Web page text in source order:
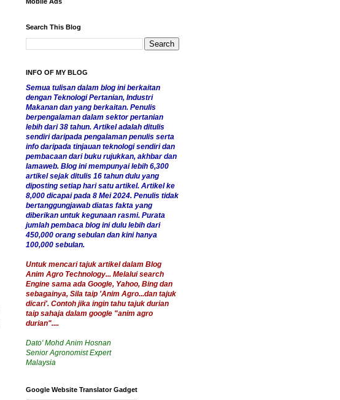
Search This Blog
INFO OF MY BLOG
Semua tulisan dalam blog ini berkaitan
dengan Teknologi Pertanian, Industri
Makanan dan yang berkaitan. Penulis
berpengalaman dalam sektor pertanian
lebih dari 38 tahun. Artikel adalah ditulis
sendiri daripada pengalaman penulis serta
info daripada tinjauan teknologi sendiri dan
pembacaan dari buku rujukkan, akhbar dan
lamaweb. Blog ini mempunyai lebih 6,300
artikel sejak ditulis 16 tahun dulu yang
diposting setiap hari satu artikel. Artikel ke
8,000 dicapai pada 8 Mei 2024. Penulis tidak
bertanggungjawab diatas fakta yang
diberikan untuk kegunaan rasmi. Purata
jumlah pembaca blog ini dulu lebih dari
450,000 orang sebulan dan kini hanya
100,000 sebulan.
Untuk mencari tajuk artikel dalam Blog
Anim Agro Technology... Melalui search
Engine sama ada Google, Yahoo, Bing dan
sebagainya, Sila taip 'Anim Agro...dan tajuk
dicari'. Contoh jika ingin tahu tajuk durian
taip sahaja dalam google "anim agro
durian"....
Dato' Mohd Anim Hosnan
Senior Agronomist Expert
Malaysia
Google Website Translator Gadget